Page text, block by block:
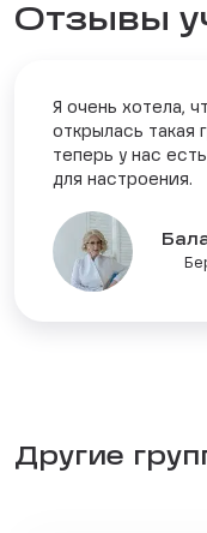
Отзывы
Я очень хотела,
открылась такая
теперь у нас
для настроения.
Другие